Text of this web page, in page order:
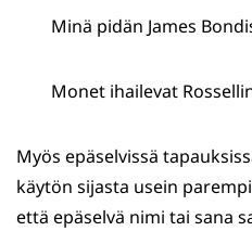
Minä pidän James
Monet ihailevat
Myös epäselvissä
käytön sijasta usein
että epäselvä nimi tai sana